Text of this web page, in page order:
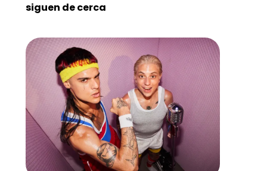
siguen de cerca